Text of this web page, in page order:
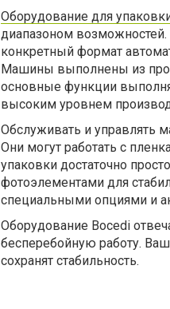
Оборудование для
диапазоном возможностей.
конкретный формат
Машины выполнены из
основные функции
высоким уровнем
Обслуживать и управлять
Они могут работать с
упаковки достаточно
фотоэлементами для
специальными опциями и
Оборудование Bocedi
бесперебойную работу.
сохранят стабильность.